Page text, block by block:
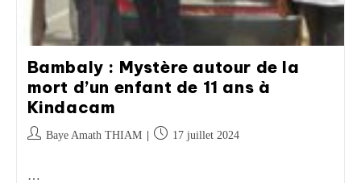
Bambaly : Mystère autour de la
mort d’un enfant de 11 ans à
Kindacam
Baye Amath THIAM 17 juillet 2024
…